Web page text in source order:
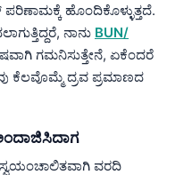
ಹೊಂದಿಕೊಳ್ಳುತ್ತದೆ.
ನಾನು BUN/
ಗಮನಿಸುತ್ತೇನೆ, ಏಕೆಂದರೆ
ಕೆಲವೊಮ್ಮೆ ದ್ರವ ಪ್ರಮಾಣದ
ಸ್ವಯಂಚಾಲಿತವಾಗಿ ವರದಿ